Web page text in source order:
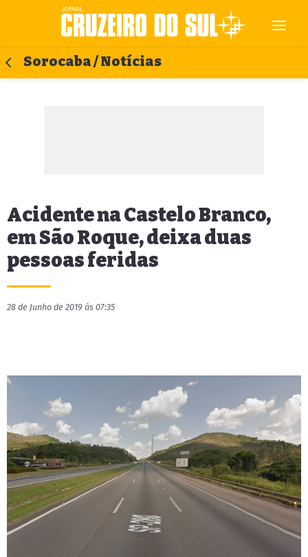
Sorocaba / Notícias
Acidente na Castelo Branco,
em São Roque, deixa duas
pessoas feridas
28 de Junho de 2019 às 07:35